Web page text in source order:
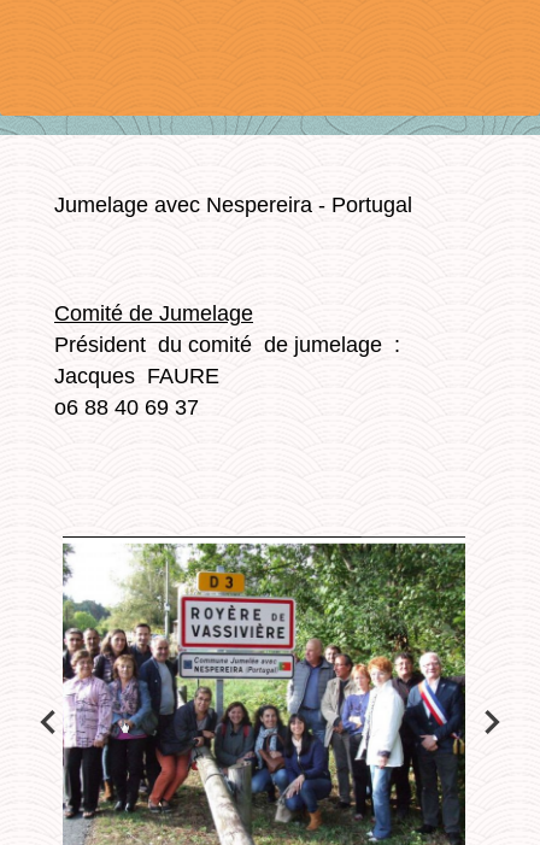
Jumelage avec Nespereira - Portugal
Comité de Jumelage
Président du comité de jumelage :
Jacques FAURE
o6 88 40 69 37